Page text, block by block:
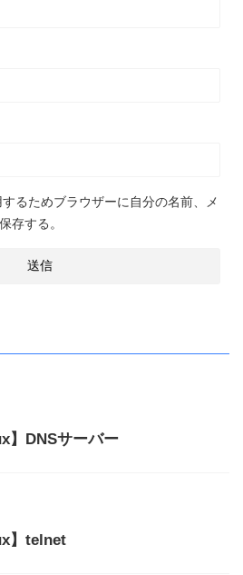
るためブラウザーに自分の名前、メ
存する。
】DNSサーバー
】telnet